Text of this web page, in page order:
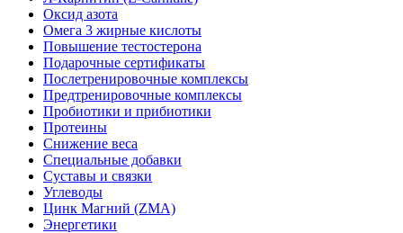
Оксид азота
Омега 3 жирные кислоты
Повышение тестостерона
Подарочные сертификаты
Послетренировочные комплексы
Предтренировочные комплексы
Пробиотики и прибиотики
Протеины
Снижение веса
Специальные добавки
Суставы и связки
Углеводы
Цинк Магний (ZMA)
Энергетики